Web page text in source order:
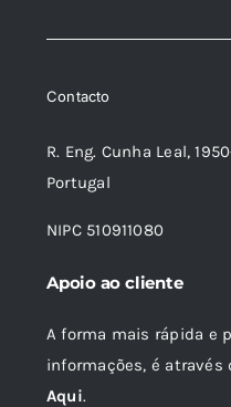
original
12,56 €.
atual
Contacto
R. Eng. Cunha Leal,
Portugal
NIPC 510911080
Apoio ao cliente
A forma mais rápida e
informações, é
Aqui.